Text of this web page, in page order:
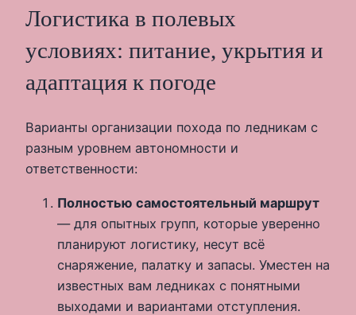
Логистика в полевых
условиях: питание, укрытия и
адаптация к погоде
Варианты организации похода по ледникам с
разным уровнем автономности и
ответственности:
Полностью самостоятельный маршрут
— для опытных групп, которые уверенно
планируют логистику, несут всё
снаряжение, палатку и запасы. Уместен на
известных вам ледниках с понятными
выходами и вариантами отступления.